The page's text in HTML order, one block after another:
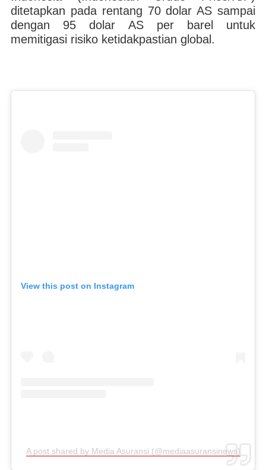
ditetapkan pada rentang 70 dolar AS sampai
dengan 95 dolar AS per barel untuk
memitigasi risiko ketidakpastian global.
View this post on Instagram
A post shared by Media Asuransi (@mediaasuransinews)